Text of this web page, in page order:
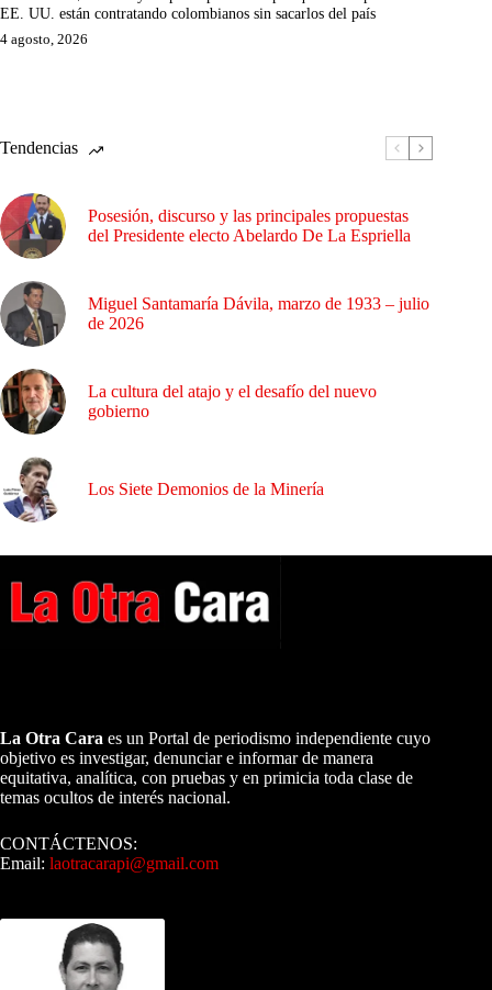
EE. UU. están contratando colombianos sin sacarlos del país
4 agosto, 2026
Tendencias
Posesión, discurso y las principales propuestas
del Presidente electo Abelardo De La Espriella
Miguel Santamaría Dávila, marzo de 1933 – julio
de 2026
La cultura del atajo y el desafío del nuevo
gobierno
Los Siete Demonios de la Minería
La Otra Cara es un Portal de periodismo independiente cuyo
objetivo es investigar, denunciar e informar de manera
equitativa, analítica, con pruebas y en primicia toda clase de
temas ocultos de interés nacional.
CONTÁCTENOS:
Email: laotracarapi@gmail.com